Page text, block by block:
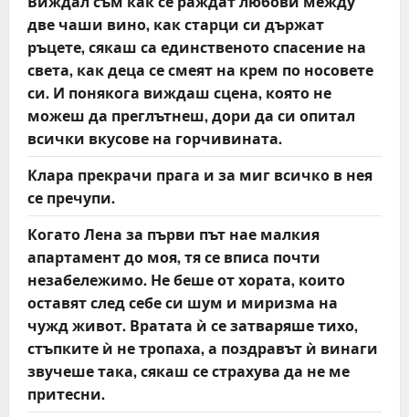
две чаши вино, как старци си държат
ръцете, сякаш са единственото спасение на
света, как деца се смеят на крем по носовете
си. И понякога виждаш сцена, която не
можеш да преглътнеш, дори да си опитал
всички вкусове на горчивината.
Клара прекрачи прага и за миг всичко в нея
се пречупи.
Когато Лена за първи път нае малкия
апартамент до моя, тя се вписа почти
незабележимо. Не беше от хората, които
оставят след себе си шум и миризма на
чужд живот. Вратата ѝ се затваряше тихо,
стъпките ѝ не тропаха, а поздравът ѝ винаги
звучеше така, сякаш се страхува да не ме
притесни.